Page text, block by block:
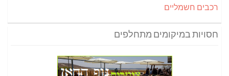
רכבים חשמליים
חסויות במיקומים מתחלפים